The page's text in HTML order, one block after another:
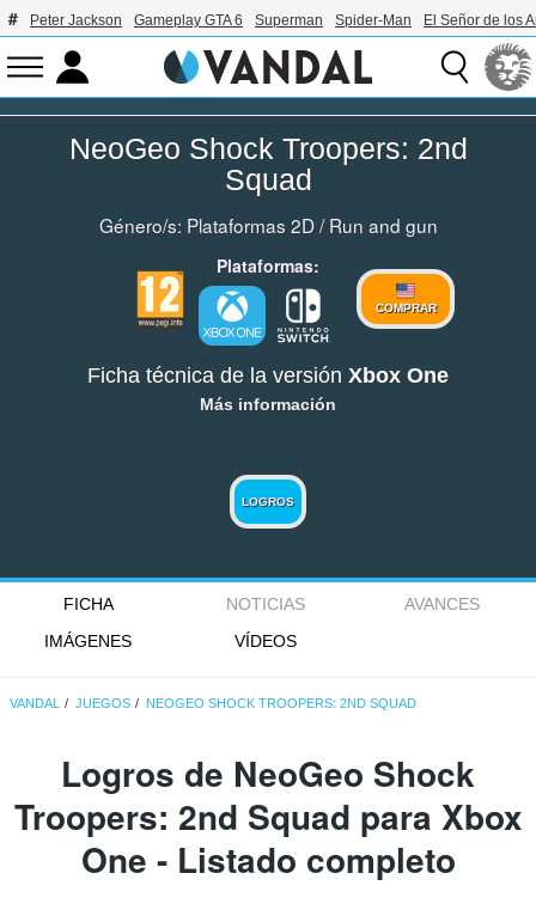
Peter Jackson Gameplay GTA 6 Superman Spider-Man El Señor de los
NeoGeo Shock Troopers: 2nd
Squad
Género/s: Plataformas 2D/Run and gun
Plataformas:
COMPRAR
Ficha técnica de la versión Xbox One
Más información
LOGROS
FICHA NOTICIAS
AVANCES
IMÁGENES
VÍDEOS
VANDAL JUEGOS NEOGEO SHOCK TROOPERS: 2ND SQUAD
Logros de NeoGeo Shock
Troopers: 2nd Squad para Xbox
One - Listado completo